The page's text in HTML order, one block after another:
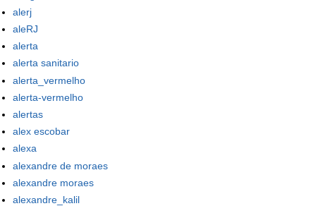
alerj
aleRJ
alerta
alerta sanitario
alerta_vermelho
alerta-vermelho
alertas
alex escobar
alexa
alexandre de moraes
alexandre moraes
alexandre_kalil